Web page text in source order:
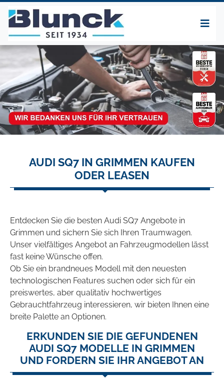
AUDI SQ7 IN GRIMMEN KAUFEN
ODER LEASEN
Entdecken Sie die besten Audi SQ7 Angebote in
Grimmen und sichern Sie sich Ihren Traumwagen.
Unser vielfältiges Angebot an Fahrzeugmodellen lässt
fast keine Wünsche offen.
Ob Sie ein brandneues Modell mit den neuesten
technologischen Features suchen oder sich für ein
preiswertes, aber qualitativ hochwertiges
Gebrauchtfahrzeug interessieren, wir bieten Ihnen eine
breite Palette an Optionen.
ERKUNDEN SIE DIE GEFUNDENEN
AUDI SQ7 MODELLE IN GRIMMEN
UND FORDERN SIE IHR ANGEBOT AN